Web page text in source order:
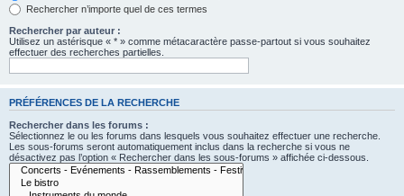
Rechercher n’importe quel de ces termes
Rechercher par auteur :
Utilisez un astérisque « * » comme métacaractère passe-partout si vous souhaitez
effectuer des recherches partielles.
PRÉFÉRENCES DE LA RECHERCHE
Rechercher dans les forums :
Sélectionnez le ou les forums dans lesquels vous souhaitez effectuer une recherche.
Les sous-forums seront automatiquement inclus dans la recherche si vous ne
désactivez pas l’option « Rechercher dans les sous-forums » affichée ci-dessous.